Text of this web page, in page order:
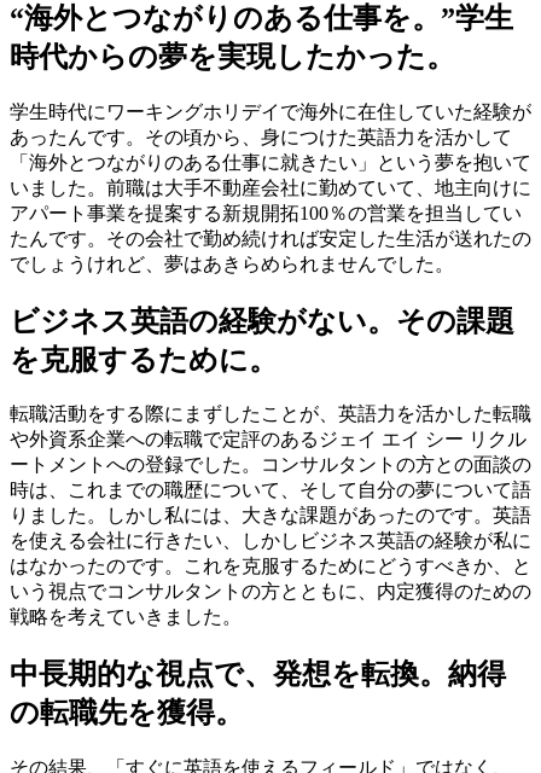
“海外とつながりのある仕事を。”学生
時代からの夢を実現したかった。
学生時代にワーキングホリデイで海外に在住していた経験が
あったんです。その頃から、身につけた英語力を活かして
「海外とつながりのある仕事に就きたい」という夢を抱いて
いました。前職は大手不動産会社に勤めていて、地主向けに
アパート事業を提案する新規開拓100％の営業を担当してい
たんです。その会社で勤め続ければ安定した生活が送れたの
でしょうけれど、夢はあきらめられませんでした。
ビジネス英語の経験がない。その課題
を克服するために。
転職活動をする際にまずしたことが、英語力を活かした転職
や外資系企業への転職で定評のあるジェイ エイ シー リクル
ートメントへの登録でした。コンサルタントの方との面談の
時は、これまでの職歴について、そして自分の夢について語
りました。しかし私には、大きな課題があったのです。英語
を使える会社に行きたい、しかしビジネス英語の経験が私に
はなかったのです。これを克服するためにどうすべきか、と
いう視点でコンサルタントの方とともに、内定獲得のための
戦略を考えていきました。
中長期的な視点で、発想を転換。納得
の転職先を獲得。
その結果、「すぐに英語を使えるフィールド」ではなく、